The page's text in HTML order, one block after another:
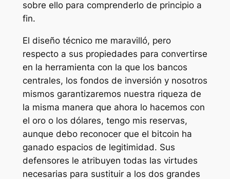
sobre ello para comprenderlo de principio a
fin.
El diseño técnico me maravilló, pero
respecto a sus propiedades para convertirse
en la herramienta con la que los bancos
centrales, los fondos de inversión y nosotros
mismos garantizaremos nuestra riqueza de
la misma manera que ahora lo hacemos con
el oro o los dólares, tengo mis reservas,
aunque debo reconocer que el bitcoin ha
ganado espacios de legitimidad. Sus
defensores le atribuyen todas las virtudes
necesarias para sustituir a los dos grandes